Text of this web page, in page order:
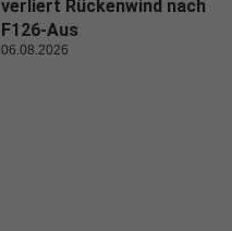
verliert Rückenwind nach
F126-Aus
06.08.2026